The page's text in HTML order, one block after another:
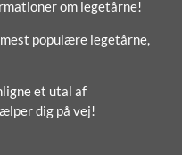
om legetårne!
populære legetårne,
et utal af
dig på vej!